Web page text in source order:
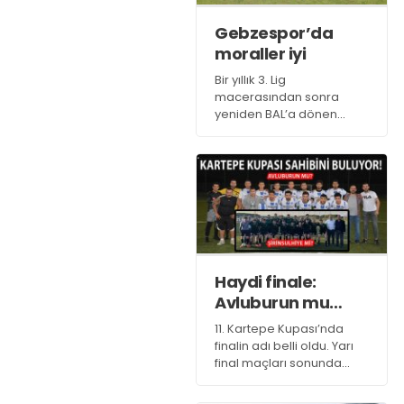
Gebzespor’da
moraller iyi
Bir yıllık 3. Lig
macerasından sonra
yeniden BAL’a dönen
tuttuyor.
Haydi finale:
Avluburun mu
Şirinsulhiye mi!
11. Kartepe Kupası’nda
finalin adı belli oldu. Yarı
final maçları sonunda